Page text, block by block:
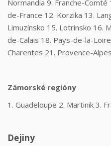
Normandia 9. Franche-
de-France 12. Korzika 13.
Limuzínsko 15. Lotrinsko 16.
de-Calais 18. Pays-de-la-
Charentes 21. Provence-
Zámorské regióny
1. Guadeloupe 2. Martinik 3.
Dejiny